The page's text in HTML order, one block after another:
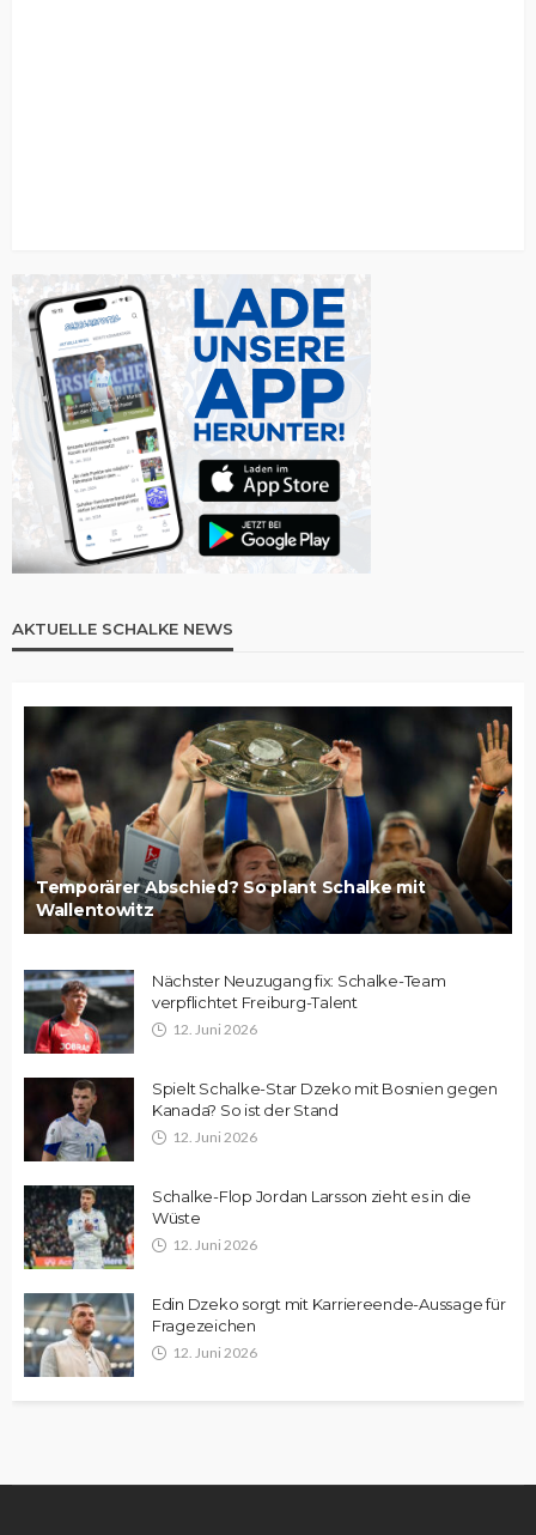
AKTUELLE SCHALKE NEWS
Temporärer Abschied? So plant Schalke mit
Wallentowitz
Nächster Neuzugang fix: Schalke-Team
verpflichtet Freiburg-Talent
12. Juni 2026
Spielt Schalke-Star Dzeko mit Bosnien gegen
Kanada? So ist der Stand
12. Juni 2026
Schalke-Flop Jordan Larsson zieht es in die
Wüste
12. Juni 2026
Edin Dzeko sorgt mit Karriereende-Aussage für
Fragezeichen
12. Juni 2026